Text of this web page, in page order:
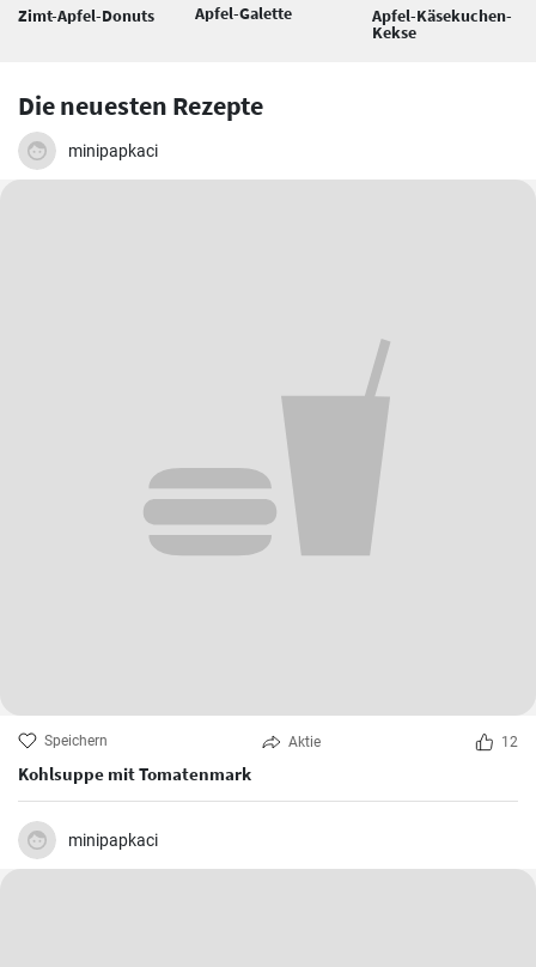
Zimt-Apfel-Donuts Apfel-Galette Apfel-Käsekuchen-
Kekse
Die neuesten Rezepte
minipapkaci
Speichern Aktie 12
Kohlsuppe mit Tomatenmark
minipapkaci